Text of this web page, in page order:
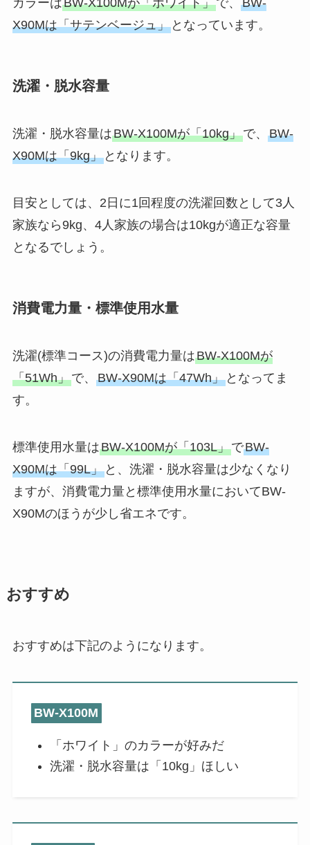
X90Mは「サテンベージュ」となっています。
洗濯・脱水容量
洗濯・脱水容量はBW-X100Mが「10kg」で、 BW-
X90Mは「9kg」となります。
目安としては、2日に1回程度の洗濯回数として3人
家族なら9kg、4人家族の場合は10kgが適正な容量
となるでしょう。
消費電力量・標準使用水量
洗濯(標準コース)の消費電力量はBW-X100Mが
「51Wh」で、 BW-X90Mは「47Wh」となってま
す。
標準使用水量はBW-X100Mが「103L」でBW-
X90Mは「99L」と、洗濯・脱水容量は少なくなり
ますが、消費電力量と標準使用水量においてBW-
X90Mのほうが少し省エネです。
おすすめ
おすすめは下記のようになります。
BW-X100M
「ホワイト」のカラーが好みだ
洗濯・脱水容量は「10kg」ほしい